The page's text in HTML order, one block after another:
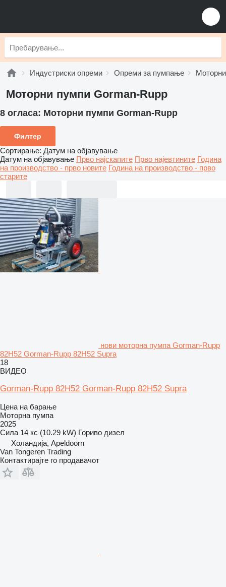
Индустриски опреми Опреми за пумпање
Моторни пумпи Gorman-Rupp
8 огласа: Моторни пумпи Gorman-Rupp
Филтер
Сортирање: Датум на објавување
Датум на објавување Прво најскапите Прво најевтините Година
на производство - прво новите Година на производство - прво
старите
нови моторна пумпа Gorman-Rupp
82H52 Gorman-Rupp 82H52 Supra
18
ВИДЕО
Gorman-Rupp 82H52 Gorman-Rupp 82H52 Supra
Цена на барање
Моторна пумпа
2025
Сила 14 кс (10.29 kW) Гориво дизел
Холандија, Apeldoorn
Van Tongeren Trading
Контактирајте го продавачот